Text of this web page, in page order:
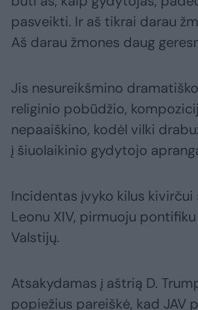
pasveikti. Ir aš tikrai darau
Aš darau žmones daug
Jis nesureikšmino
religinio pobūdžio,
nepaaiškino, kodėl vilki
į šiuolaikinio gydytojo
Incidentas įvyko kilus
Leonu XIV, pirmuoju
Valstijų.
Atsakydamas į aštrią D.
popiežius pareiškė, kad JAV